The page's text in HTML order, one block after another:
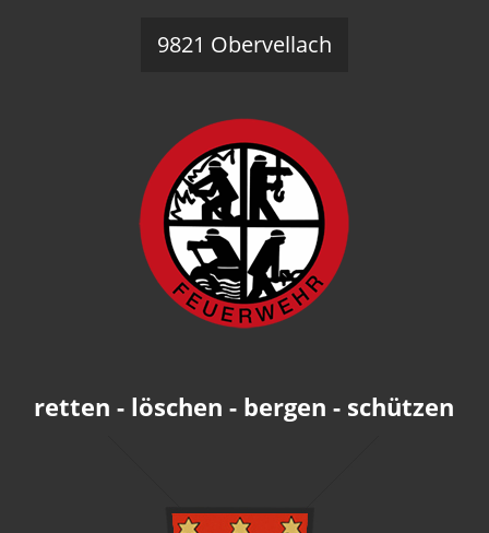
9821 Obervellach
retten - löschen - bergen - schützen